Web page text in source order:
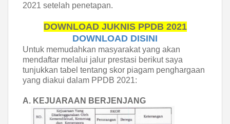
2021 setelah penetapan.
DOWNLOAD JUKNIS PPDB 2021
DOWNLOAD DISINI
Untuk memudahkan masyarakat yang akan
mendaftar melalui jalur prestasi berikut saya
tunjukkan tabel tentang skor piagam penghargaan
yang diakui dalam PPDB 2021:
A. KEJUARAAN BERJENJANG